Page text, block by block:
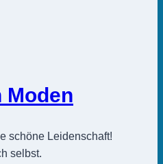
Moden
schöne Leidenschaft!
selbst.